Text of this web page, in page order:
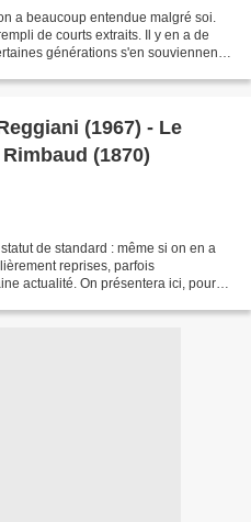
a beaucoup entendue malgré soi.
de courts extraits. Il y en a de
générations s'en souviennent.
(1967) - Le
(1870)
de standard : même si on en a
reprises, parfois
actualité. On présentera ici, pour